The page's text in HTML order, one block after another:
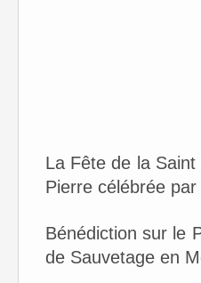
La Fête de la
Pierre célébrée
Bénédiction sur le
de Sauvetage en